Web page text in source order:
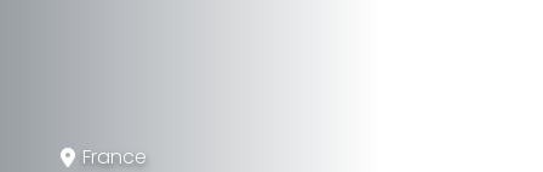
France